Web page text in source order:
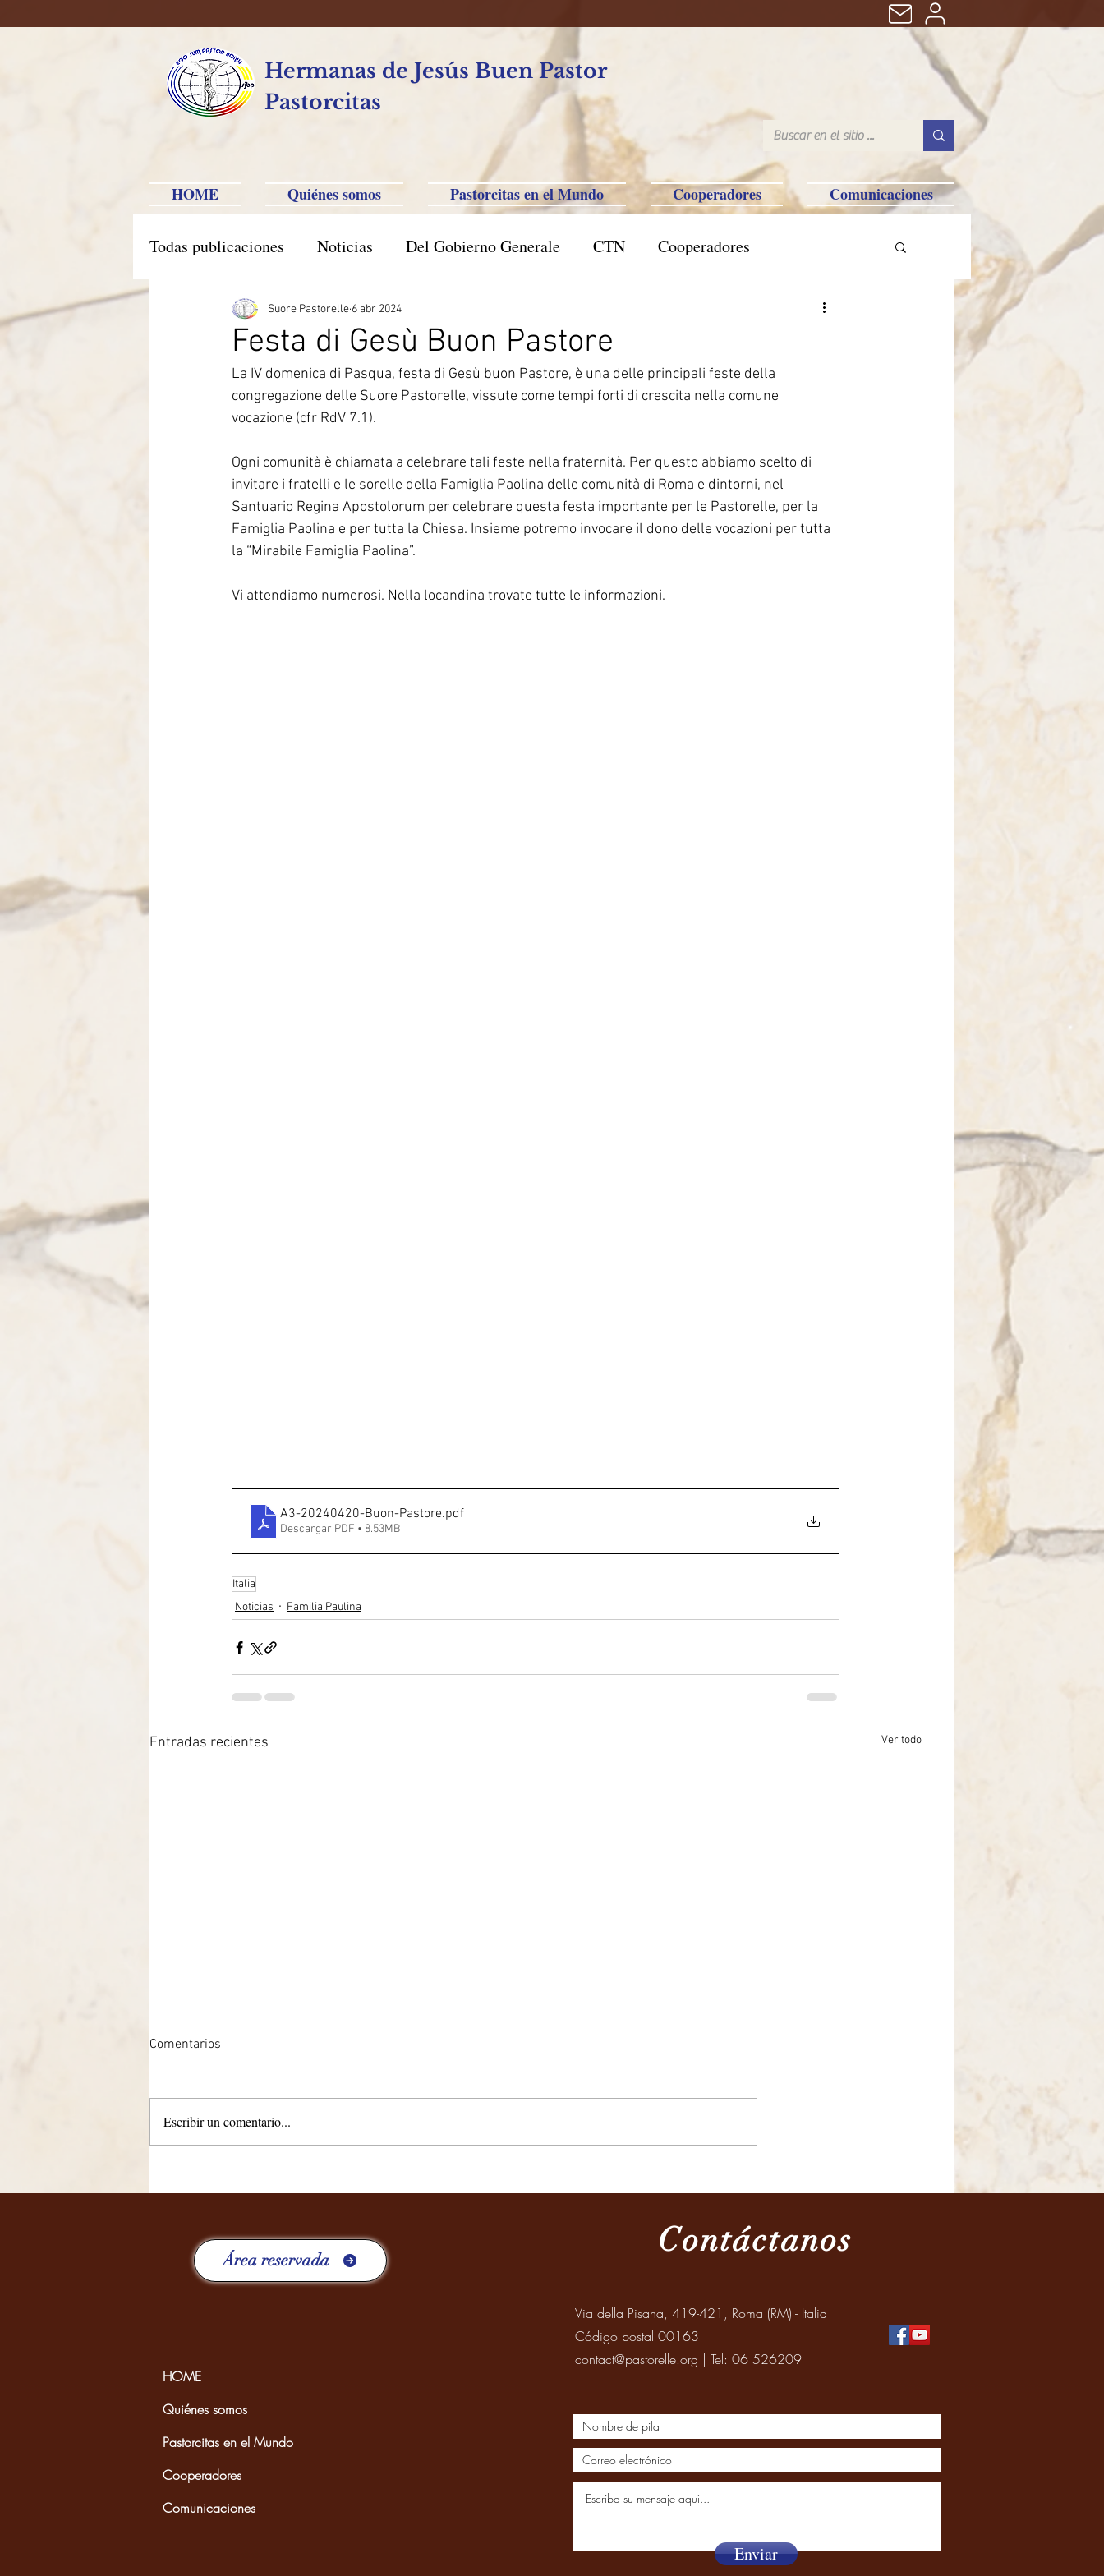
Hermanas de Jesús Buen Pastor
Pastorcitas
HOME Quiénes somos Pastorcitas en el Mundo Cooperadores Comunicaciones
Todas publicaciones Noticias Del Gobierno Generale CTN Cooperadores
América Hispana Brasil Caxias do Sul Filipinas-Australia-Saipan-Taiwan
Itália-Albania-Mozambico Corea del Sur Familia Paulina Provincia Brasil
Festa di Gesù Buon Pastore
Suore Pastorelle 6 abr 2024
La IV domenica di Pasqua, festa di Gesù buon Pastore, è una delle principali feste della
congregazione delle Suore Pastorelle, vissute come tempi forti di crescita nella comune
vocazione (cfr RdV 7.1).
Ogni comunità è chiamata a celebrare tali feste nella fraternità. Per questo abbiamo scelto di
invitare i fratelli e le sorelle della Famiglia Paolina delle comunità di Roma e dintorni, nel
Santuario Regina Apostolorum per celebrare questa festa importante per le Pastorelle, per la
Famiglia Paolina e per tutta la Chiesa. Insieme potremo invocare il dono delle vocazioni per tutta
la “Mirabile Famiglia Paolina”.
Vi attendiamo numerosi. Nella locandina trovate tutte le informazioni.
A3-20240420-Buon-Pastore.pdf
Descargar PDF • 8.53MB
Italia
Noticias
Familia Paulina
Entradas recientes Ver todo
EXPERIENCIAS
ESTERO
Abuelos y de los adultos
Comentarios
Escribir un comentario...
Área reservada
HOME
Quiénes somos
Pastorcitas en el Mundo
Cooperadores
Comunicaciones
Contáctanos
Via della Pisana, 419-421, Roma (RM) - Italia
Código postal 00163
contact@pastorelle.org | Tel: 06 526209
Enviar